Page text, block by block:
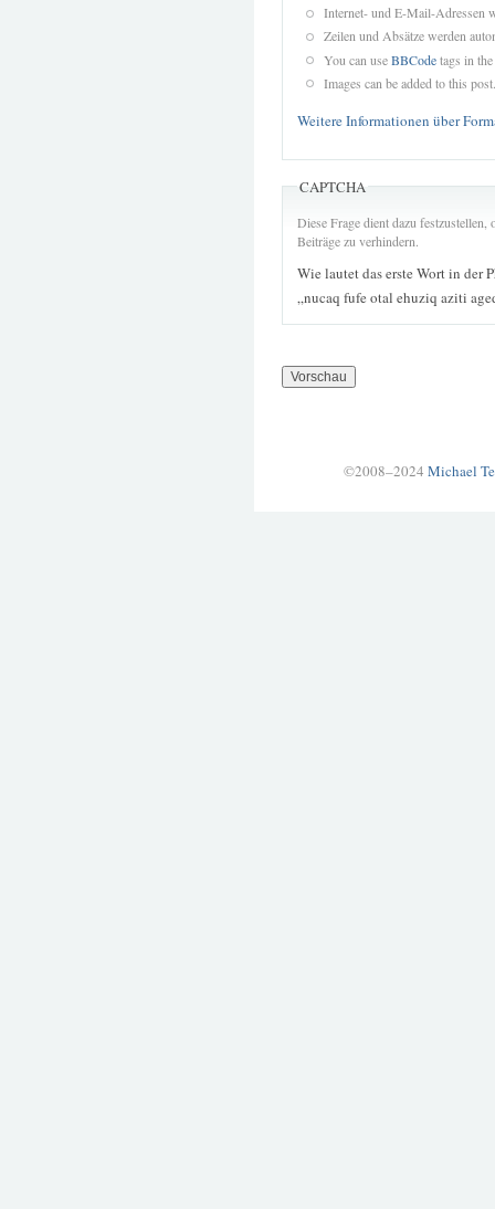
Internet- und E-Mail-Adressen
Zeilen und Absätze werden
You can useBBCodetags in
Images can be added to this post.
Weitere Informationen über
CAPTCHA
Diese Frage dient dazu
Beiträge zu verhindern.
Wie lautet das erste Wort in der
„nucaq fufe otal ehuziq aziti
©2008–2024 Michael